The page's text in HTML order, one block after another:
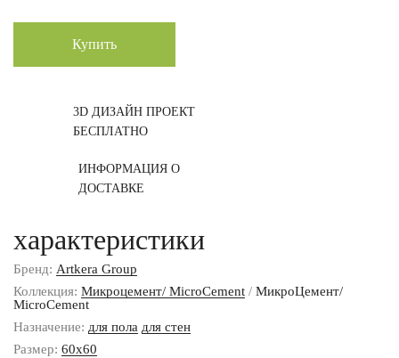
Купить
3D ДИЗАЙН ПРОЕКТ
БЕСПЛАТНО
ИНФОРМАЦИЯ О
ДОСТАВКЕ
характеристики
Бренд: Artkera Group
Коллекция: Микроцемент/ MicroCement / МикроЦемент/
MicroCement
Назначение: для пола для стен
Размер: 60x60